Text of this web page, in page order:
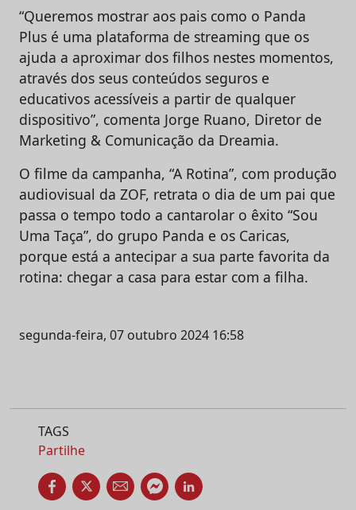
“Queremos mostrar aos pais como o Panda
Plus é uma plataforma de streaming que os
ajuda a aproximar dos filhos nestes momentos,
através dos seus conteúdos seguros e
educativos acessíveis a partir de qualquer
dispositivo”, comenta Jorge Ruano, Diretor de
Marketing & Comunicação da Dreamia.
O filme da campanha, “A Rotina”, com produção
audiovisual da ZOF, retrata o dia de um pai que
passa o tempo todo a cantarolar o êxito “Sou
Uma Taça”, do grupo Panda e os Caricas,
porque está a antecipar a sua parte favorita da
rotina: chegar a casa para estar com a filha.
segunda-feira, 07 outubro 2024 16:58
TAGS
Partilhe